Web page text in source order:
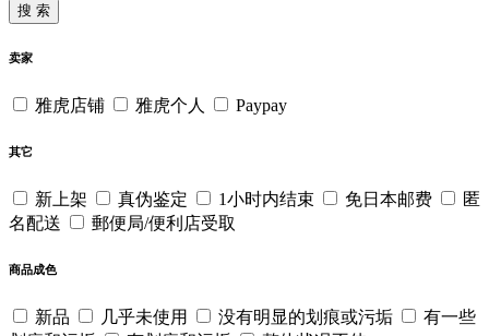
搜 索
卖家
雅虎店铺 雅虎个人 Paypay
其它
新上架 真伪鉴定 1小时内结束 免日本邮费
匿
名配送
郵便局/便利店受取
商品成色
新品 几乎未使用 没有明显的划痕或污垢
有一些